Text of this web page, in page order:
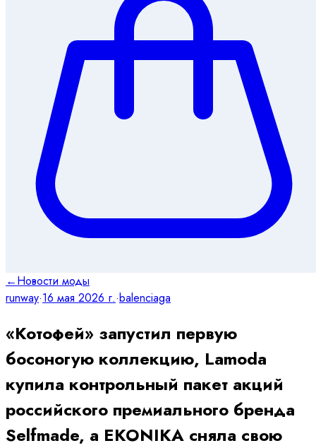
←Новости моды
runway·16 мая 2026 г.·balenciaga
«Котофей» запустил первую
босоногую коллекцию, Lamoda
купила контрольный пакет акций
российского премиального бренда
Selfmade, а EKONIKA сняла свою